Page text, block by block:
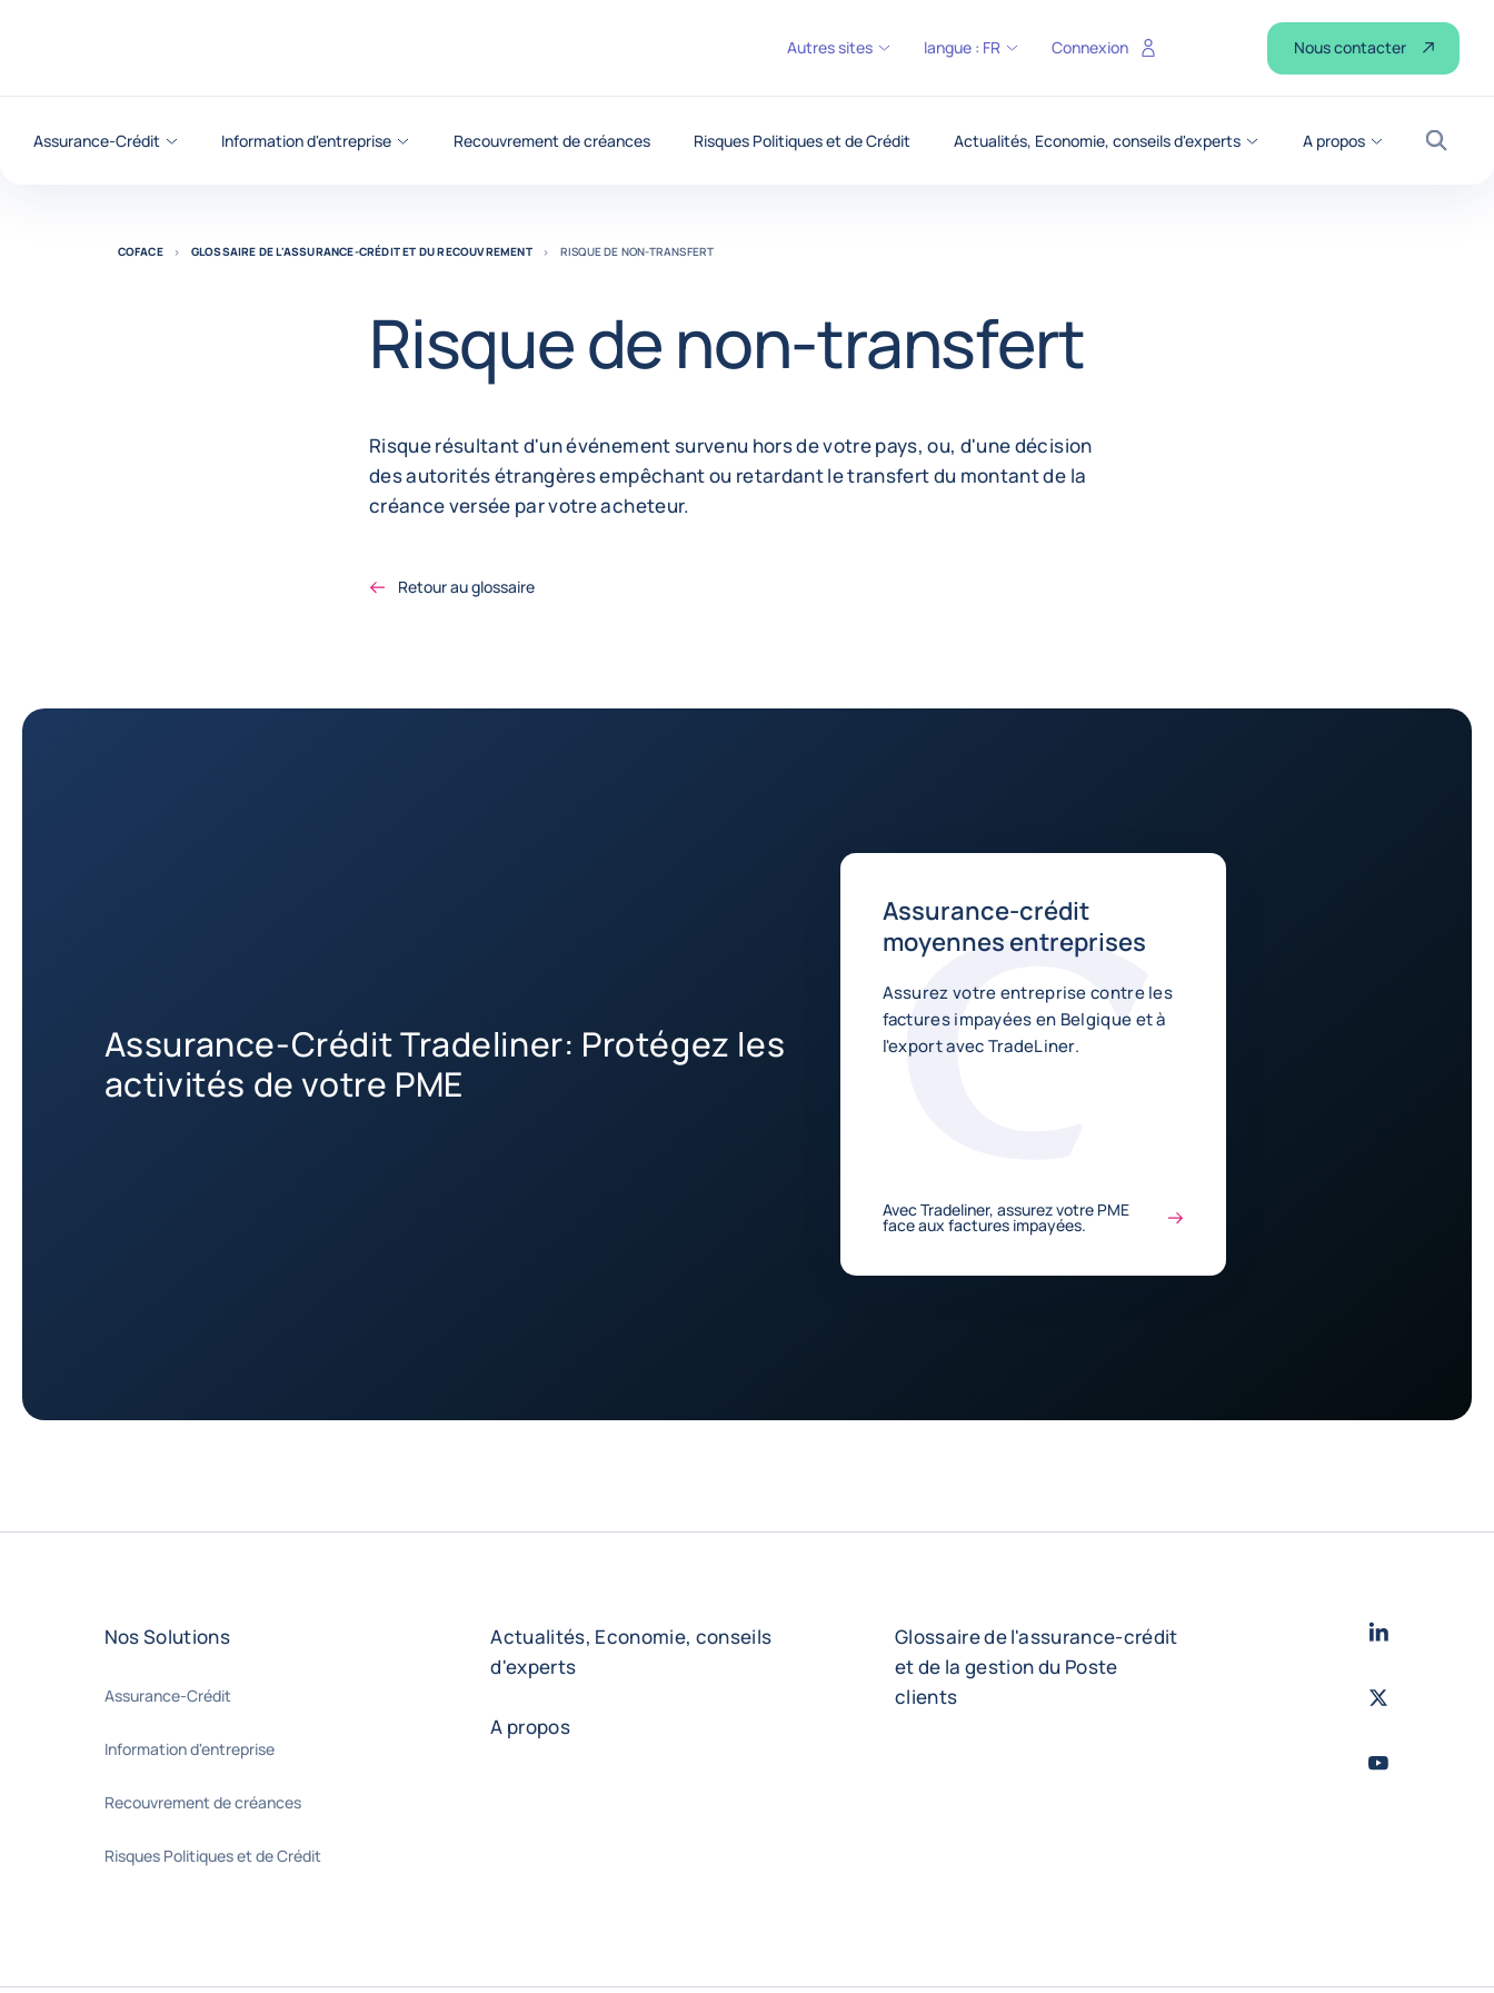
Assurance-Crédit Information d'entreprise Recouvrement de créances Risques Politiques et de Crédit Actualités, Economie, conseils d'experts A propos
Autres sites langue : FR Connexion Nous contacter
COFACE GLOSSAIRE DE L'ASSURANCE-CRÉDIT ET DU RECOUVREMENT RISQUE DE NON-TRANSFERT
Risque de non-transfert
Risque résultant d'un événement survenu hors de votre pays, ou, d'une décision
des autorités étrangères empêchant ou retardant le transfert du montant de la
créance versée par votre acheteur.
Retour au glossaire
Assurance-Crédit Tradeliner: Protégez les
activités de votre PME
Assurance-crédit
moyennes entreprises
Assurez votre entreprise contre les
factures impayées en Belgique et à
l'export avec TradeLiner.
Avec Tradeliner, assurez votre PME
face aux factures impayées.
Nos Solutions
Assurance-Crédit
Information d'entreprise
Recouvrement de créances
Risques Politiques et de Crédit
Actualités, Economie, conseils
d'experts
A propos
Glossaire de l'assurance-crédit
et de la gestion du Poste
clients
LinkedIn
Twitter
Youtube